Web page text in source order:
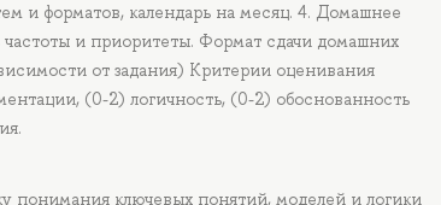
и форматов, календарь на месяц. 4. Домашнее
и приоритеты. Формат сдачи домашних
от задания) Критерии оценивания
(0-2) логичность, (0-2) обоснованность
понимания ключевых понятий, моделей и логики